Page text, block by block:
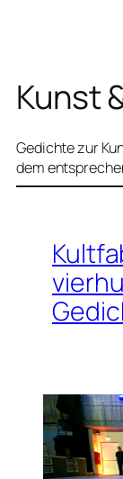
Kunst
Gedichte zur
dem